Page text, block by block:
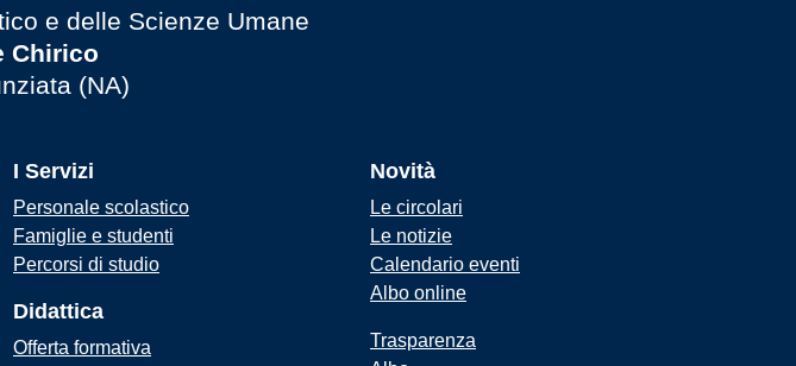
e delle Scienze Umane
Chirico
(NA)
I Servizi
Personale scolastico
Famiglie e studenti
Percorsi di studio
Didattica
Offerta formativa
Novità
Le circolari
Le notizie
Calendario eventi
Albo online
Trasparenza